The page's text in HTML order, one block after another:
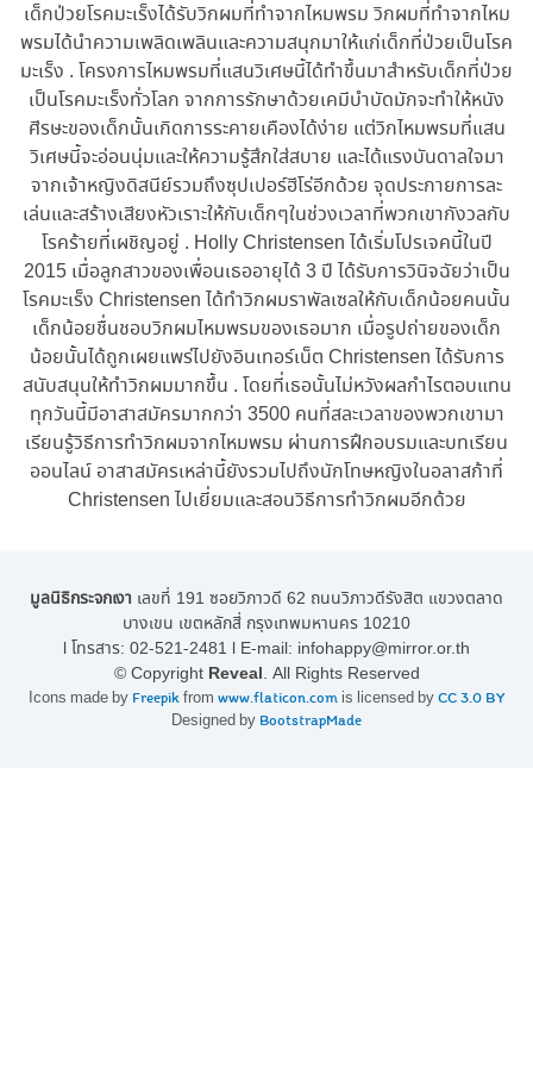
เด็กป่วยโรคมะเร็งได้รับวิกผมที่ทำจากไหมพรม วิกผมที่ทำจากไหม
พรมได้นำความเพลิดเพลินและความสนุกมาให้แก่เด็กที่ป่วยเป็นโรค
มะเร็ง . โครงการไหมพรมที่แสนวิเศษนี้ได้ทำขึ้นมาสำหรับเด็กที่ป่วย
เป็นโรคมะเร็งทั่วโลก จากการรักษาด้วยเคมีบำบัดมักจะทำให้หนัง
ศีรษะของเด็กนั้นเกิดการระคายเคืองได้ง่าย แต่วิกไหมพรมที่แสน
วิเศษนี้จะอ่อนนุ่มและให้ความรู้สึกใส่สบาย และได้แรงบันดาลใจมา
จากเจ้าหญิงดิสนีย์รวมถึงซุปเปอร์ฮีโร่อีกด้วย จุดประกายการละ
เล่นและสร้างเสียงหัวเราะให้กับเด็กๆในช่วงเวลาที่พวกเขากังวลกับ
โรคร้ายที่เผชิญอยู่ . Holly Christensen ได้เริ่มโปรเจคนี้ในปี
2015 เมื่อลูกสาวของเพื่อนเธออายุได้ 3 ปี ได้รับการวินิจฉัยว่าเป็น
โรคมะเร็ง Christensen ได้ทำวิกผมราพัลเซลให้กับเด็กน้อยคนนั้น
เด็กน้อยชื่นชอบวิกผมไหมพรมของเธอมาก เมื่อรูปถ่ายของเด็ก
น้อยนั้นได้ถูกเผยแพร่ไปยังอินเทอร์เน็ต Christensen ได้รับการ
สนับสนุนให้ทำวิกผมมากขึ้น . โดยที่เธอนั้นไม่หวังผลกำไรตอบแทน
ทุกวันนี้มีอาสาสมัครมากกว่า 3500 คนที่สละเวลาของพวกเขามา
เรียนรู้วิธีการทำวิกผมจากไหมพรม ผ่านการฝึกอบรมและบทเรียน
ออนไลน์ อาสาสมัครเหล่านี้ยังรวมไปถึงนักโทษหญิงในอลาสก้าที่
Christensen ไปเยี่ยมและสอนวิธีการทำวิกผมอีกด้วย
มูลนิธิกระจกเงา เลขที่ 191 ซอยวิภาวดี 62 ถนนวิภาวดีรังสิต แขวงตลาด
บางเขน เขตหลักสี่ กรุงเทพมหานคร 10210
l โทรสาร: 02-521-2481 l E-mail: infohappy@mirror.or.th
© Copyright Reveal. All Rights Reserved
Icons made by Freepikfrom www.flaticon.com is licensed byCC 3.0 BY
Designed by BootstrapMade